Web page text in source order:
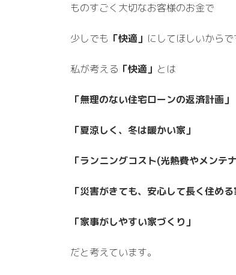
ものすごく大切なお客様のお金で
少しでも 「快適」 にしてほしいからで
私が考える 「快適」 とは
「無理のない住宅ローンの返済計画」
「夏涼しく、冬は暖かい家」
「ランニングコスト(光熱費やメンテ
「災害がきても、安心して長く住める
「家事がしやすい家づくり」
だと考えています。